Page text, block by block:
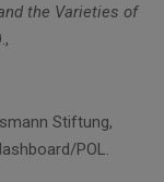
the Varieties of
Stiftung,
POL.